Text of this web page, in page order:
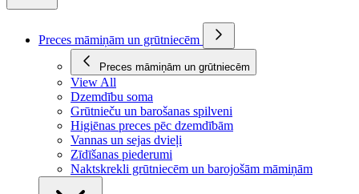
Preces māmiņām un grūtniecēm
Preces māmiņām un grūtniecēm
View All
Dzemdību soma
Grūtnieču un barošanas spilveni
Higiēnas preces pēc dzemdībām
Vannas un sejas dvieļi
Zīdīšanas piederumi
Naktskrekli grūtniecēm un barojošām māmiņām